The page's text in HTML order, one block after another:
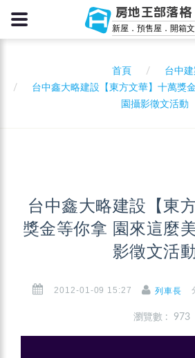
房地王部落格
新屋．預售屋．開箱文
首頁
台中建
台中鑫大略建設【東方文華】十萬獎
園攝影徵文活動
台中鑫大略建設【東
獎金等你拿 園來這麼
影徵文活
2012-01-09 15:27 列車長
瀏覽數 : 973